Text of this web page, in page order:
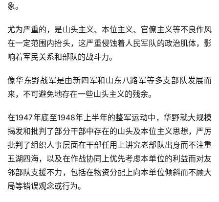
象。
尤为严重的，是山头主义、本位主义、官僚主义等不良作风
在一定范围内抬头，这严重侵蚀着人民军队的政治肌体，影
响着军民关系和部队的战斗力。
像华东野战军是由新四军和山东八路军等多支部队发展而
来，不可避免地存在一些山头主义的残余。
在1947年底至1948年上半年的整军运动中，华野就大规模
揭发和批判了部分干部中存在的山头及本位主义思想，严厉
批判了组织人事层面在干部任用上讲究老部队出身而不注重
五湖四海，以及在作战协同上优先考虑本单位的利益而对友
邻部队支援不力，包括在物资分配上向本单位倾斜而不顾大
局等错误观念或行为。